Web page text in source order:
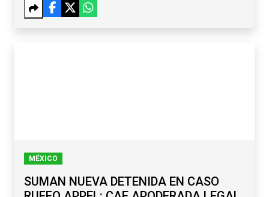
MÉXICO
SUMAN NUEVA DETENIDA EN CASO